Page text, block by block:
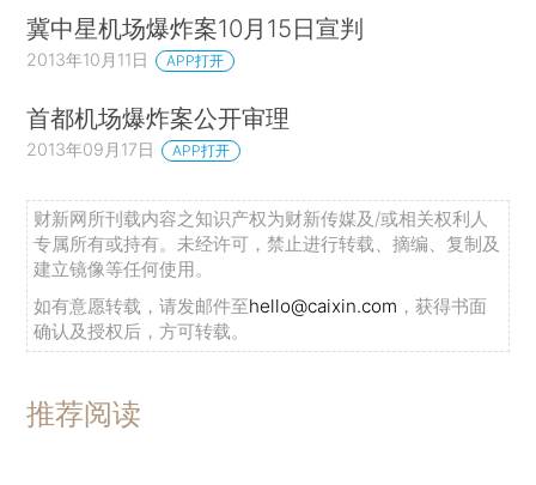
冀中星机场爆炸案10月15日宣判
2013年10月11日 APP打开
首都机场爆炸案公开审理
2013年09月17日 APP打开
财新网所刊载内容之知识产权为财新传媒及/或相关权利人
专属所有或持有。未经许可，禁止进行转载、摘编、复制及
建立镜像等任何使用。
如有意愿转载，请发邮件至hello@caixin.com ，获得书面
确认及授权后，方可转载。
推荐阅读